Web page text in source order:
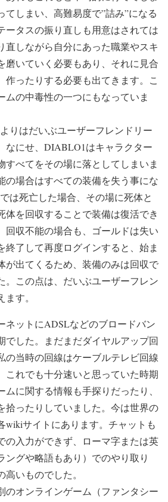
てしまい、高難易度で”詰み”になる
ータスの振り直しも用意はされては
直しながら自分にあった職業やスキ
磨いていく必要もあり、それに見合
作ったりする必要も出てきます。こ
ムの中毒性の一つにもなっていま
りはだいぶユーザーフレンドリー
なにせ、DIABLO1はキャラクター
すべてをその場に落としてしまいま
の場合はすべての装備を失う事にな
は死亡した場合、その場に死体と
体を回収することで装備は復活でき
回収不能の場合も、ゴールドは失い
終了して再度ログインすると、始ま
が出てくるため、装備のみは回収で
。この点は、だいぶユーザーフレン
す。
ネットにADSLなどのブロードバン
でした。まだまだダイヤルアップ回
の当時の回線はケーブルテレビ回線
これでも十分速いと思っていた時期
に関する情報も手探りだったり、
拾ったりしていました。今は世界の
wikiサイトにあります。チャットも
の入力ができず、ローマ字または英
ングや略語もあり）でのやり取り
いものでした。
のオンラインゲーム（ファンタシー